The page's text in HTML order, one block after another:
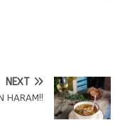
NEXT
HARAM!!